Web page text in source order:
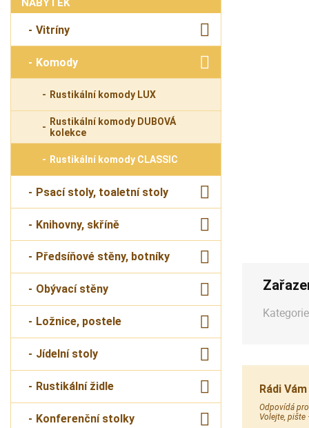
Vitríny
Komody
Rustikální komody LUX
Rustikální komody DUBOVÁ
kolekce
Rustikální komody CLASSIC
Psací stoly, toaletní stoly
Knihovny, skříně
Předsíňové stěny, botníky
Obývací stěny
Ložnice, postele
Jídelní stoly
Rustikální židle
Konferenční stolky
Rádi
Odpovídá
Volejte, pište